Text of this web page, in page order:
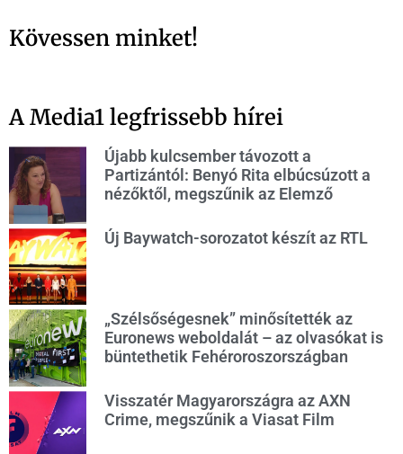
Kövessen minket!
A Media1 legfrissebb hírei
Újabb kulcsember távozott a
Partizántól: Benyó Rita elbúcsúzott a
nézőktől, megszűnik az Elemző
Új Baywatch-sorozatot készít az RTL
„Szélsőségesnek” minősítették az
Euronews weboldalát – az olvasókat is
büntethetik Fehéroroszországban
Visszatér Magyarországra az AXN
Crime, megszűnik a Viasat Film